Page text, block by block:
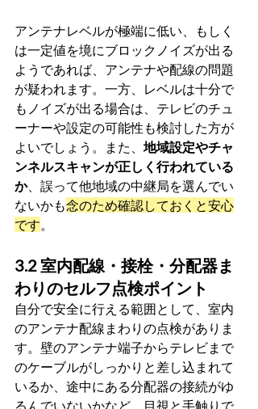
アンテナレベルが極端に低い、もしく
は一定値を境にブロックノイズが出る
ようであれば、アンテナや配線の問題
が疑われます。一方、レベルは十分で
もノイズが出る場合は、テレビのチュ
ーナーや設定の可能性も検討した方が
よいでしょう。また、 地域設定やチャ
ンネルスキャンが正しく行われている
か、誤って他地域の中継局を選んでい
ないかも念のため確認しておくと安心
です。
3.2 室内配線・接栓・分配器ま
わりのセルフ点検ポイント
自分で安全に行える範囲として、室内
のアンテナ配線まわりの点検がありま
す。壁のアンテナ端子からテレビまで
のケーブルがしっかりと差し込まれて
いるか、途中にある分配器の接続がゆ
るんでいないかなど、目視と手触りで